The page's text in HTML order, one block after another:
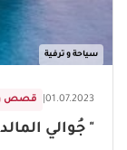
سياحة و ترفية
قصص 01.07.2023
" جُوالي